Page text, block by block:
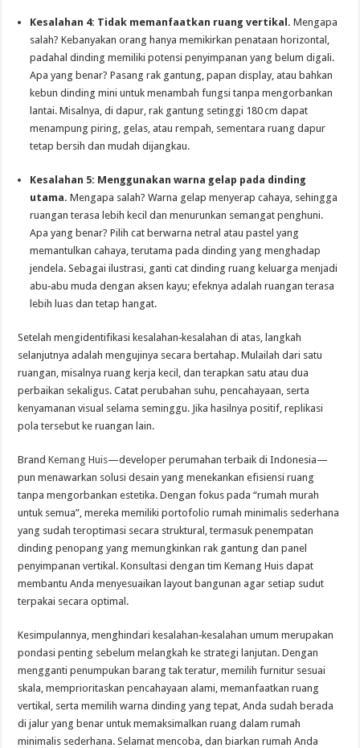
Kesalahan 4: Tidak memanfaatkan ruang vertikal. Mengapa
salah? Kebanyakan orang hanya memikirkan penataan horizontal,
padahal dinding memiliki potensi penyimpanan yang belum digali.
Apa yang benar? Pasang rak gantung, papan display, atau bahkan
kebun dinding mini untuk menambah fungsi tanpa mengorbankan
lantai. Misalnya, di dapur, rak gantung setinggi 180 cm dapat
menampung piring, gelas, atau rempah, sementara ruang dapur
tetap bersih dan mudah dijangkau.
Kesalahan 5: Menggunakan warna gelap pada dinding
utama. Mengapa salah? Warna gelap menyerap cahaya, sehingga
ruangan terasa lebih kecil dan menurunkan semangat penghuni.
Apa yang benar? Pilih cat berwarna netral atau pastel yang
memantulkan cahaya, terutama pada dinding yang menghadap
jendela. Sebagai ilustrasi, ganti cat dinding ruang keluarga menjadi
abu‑abu muda dengan aksen kayu; efeknya adalah ruangan terasa
lebih luas dan tetap hangat.
Setelah mengidentifikasi kesalahan‑kesalahan di atas, langkah
selanjutnya adalah mengujinya secara bertahap. Mulailah dari satu
ruangan, misalnya ruang kerja kecil, dan terapkan satu atau dua
perbaikan sekaligus. Catat perubahan suhu, pencahayaan, serta
kenyamanan visual selama seminggu. Jika hasilnya positif, replikasi
pola tersebut ke ruangan lain.
BrandKemang Huis—developer perumahan terbaik di Indonesia—
pun menawarkan solusi desain yang menekankan efisiensi ruang
tanpa mengorbankan estetika. Dengan fokus pada “rumah murah
untuk semua”, mereka memiliki portofolio rumah minimalis sederhana
yang sudah teroptimasi secara struktural, termasuk penempatan
dinding penopang yang memungkinkan rak gantung dan panel
penyimpanan vertikal. Konsultasi dengan tim Kemang Huis dapat
membantu Anda menyesuaikan layout bangunan agar setiap sudut
terpakai secara optimal.
Kesimpulannya, menghindari kesalahan‑kesalahan umum merupakan
pondasi penting sebelum melangkah ke strategi lanjutan. Dengan
mengganti penumpukan barang tak teratur, memilih furnitur sesuai
skala, memprioritaskan pencahayaan alami, memanfaatkan ruang
vertikal, serta memilih warna dinding yang tepat, Anda sudah berada
di jalur yang benar untuk memaksimalkan ruang dalam rumah
minimalis sederhana. Selamat mencoba, dan biarkan rumah Anda